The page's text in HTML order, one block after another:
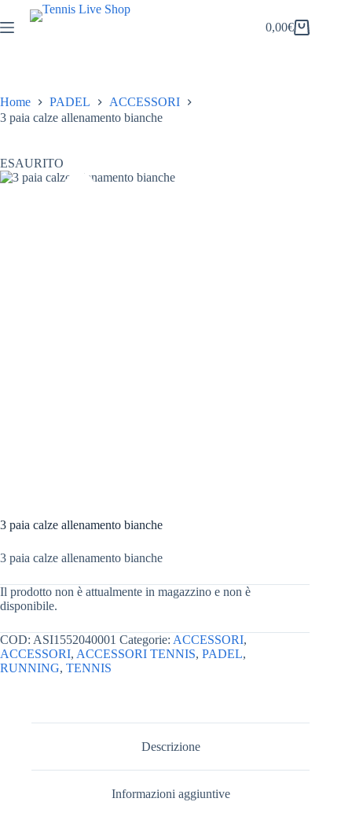
al
contenuto
Carrello
0,00€
Home PADEL
ACCESSORI
3 paia calze allenamento bianche
ESAURITO
3 paia calze allenamento bianche
3 paia calze allenamento bianche
Il prodotto non è attualmente in magazzino e non è
disponibile.
COD: ASI1552040001 Categorie: ACCESSORI,
ACCESSORI, ACCESSORI TENNIS, PADEL,
RUNNING, TENNIS
Descrizione
Informazioni aggiuntive